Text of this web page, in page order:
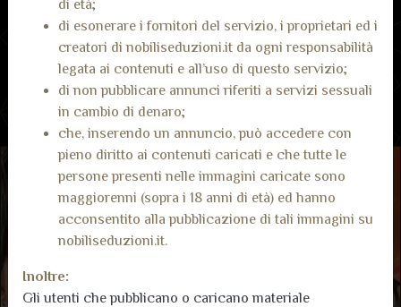
Non ci sono ancora recensioni.
di età;
di esonerare i fornitori del servizio, i proprietari ed i
creatori di nobiliseduzioni.it da ogni responsabilità
legata ai contenuti e all’uso di questo servizio;
di non pubblicare annunci riferiti a servizi sessuali
in cambio di denaro;
che, inserendo un annuncio, può accedere con
pieno diritto ai contenuti caricati e che tutte le
persone presenti nelle immagini caricate sono
maggiorenni (sopra i 18 anni di età) ed hanno
acconsentito alla pubblicazione di tali immagini su
nobiliseduzioni.it.
Inoltre:
Gli utenti che pubblicano o caricano materiale